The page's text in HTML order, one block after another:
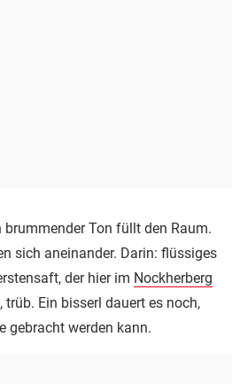
brummender Ton füllt den Raum.
sich aneinander. Darin: flüssiges
der hier im Nockherberg
Ein bisserl dauert es noch,
gebracht werden kann.